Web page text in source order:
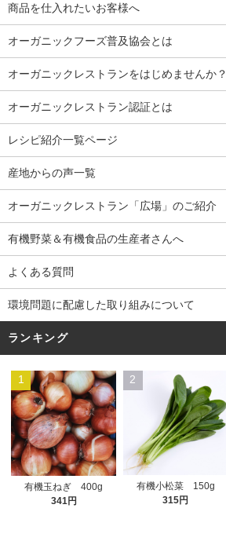
商品を仕入れたいお客様へ
オーガニックフーズ普及協会とは
オーガニックレストランをはじめませんか？
オーガニックレストラン認証とは
レシピ紹介一覧ページ
産地からの声一覧
オーガニックレストラン「広場」のご紹介
有機野菜＆有機食品の生産者さんへ
よくある質問
環境問題に配慮した取り組みについて
ランキング
1
有機玉ねぎ 400g
341円
2
有機小松菜 150g
315円